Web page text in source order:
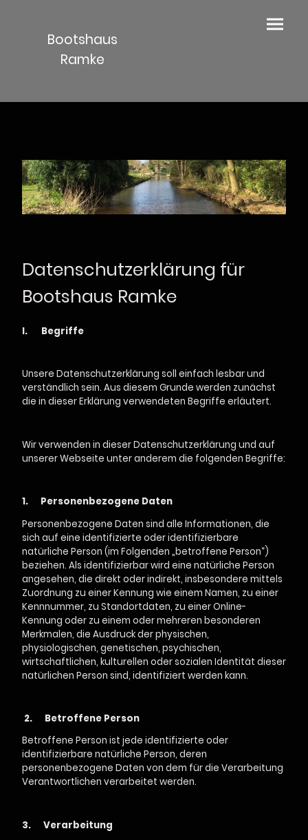
Bootshaus
Ramke
Datenschutzerklärung für
Bootshaus Ramke
I. Begriffe
Unsere Datenschutzerklärung soll einfach lesbar und
verständlich sein. Aus diesem Grunde werden zunächst
die in dieser Erklärung verwendeten Begriffe erläutert.
Wir verwenden in dieser Datenschutzerklärung und auf
unserer Webseite unter anderem die folgenden Begriffe:
1.
Personenbezogene Daten
Personenbezogene Daten sind alle Informationen, die
sich auf eine identifizierte oder identifizierbare
natürliche Person (im Folgenden „betroffene Person“)
beziehen. Als identifizierbar wird eine natürliche Person
angesehen, die direkt oder indirekt, insbesondere mittels
Zuordnung zu einer Kennung wie einem Namen, zu einer
Kennnummer, zu Standortdaten, zu einer Online-
Kennung oder zu einem oder mehreren besonderen
Merkmalen, die Ausdruck der physischen,
physiologischen, genetischen, psychischen,
wirtschaftlichen, kulturellen oder sozialen Identität dieser
natürlichen Person sind, identifiziert werden kann.
2.
Betroffene Person
Betroffene Person ist jede identifizierte oder
identifizierbare natürliche Person, deren
personenbezogene Daten von dem für die Verarbeitung
Verantwortlichen verarbeitet werden.
3.
Verarbeitung